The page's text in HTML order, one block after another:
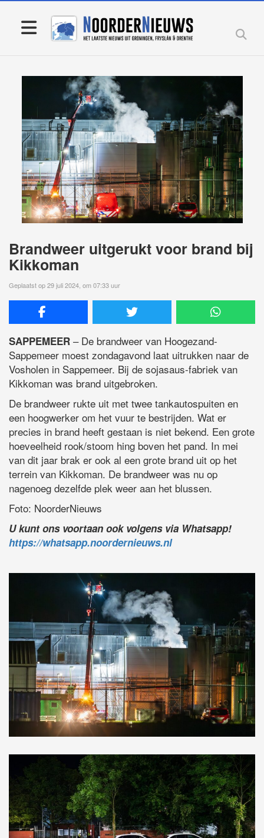
Brandweer uitgerukt voor brand bij
Kikkoman
Geplaatst op 29 juli 2024, om 07:33 uur
SAPPEMEER – De brandweer van Hoogezand-
Sappemeer moest zondagavond laat uitrukken naar de
Vosholen in Sappemeer. Bij de sojasaus-fabriek van
Kikkoman was brand uitgebroken.
De brandweer rukte uit met twee tankautospuiten en
een hoogwerker om het vuur te bestrijden. Wat er
precies in brand heeft gestaan is niet bekend. Een grote
hoeveelheid rook/stoom hing boven het pand. In mei
van dit jaar brak er ook al een grote brand uit op het
terrein van Kikkoman. De brandweer was nu op
nagenoeg dezelfde plek weer aan het blussen.
Foto: NoorderNieuws
U kunt ons voortaan ook volgens via Whatsapp!
https://whatsapp.noordernieuws.nl